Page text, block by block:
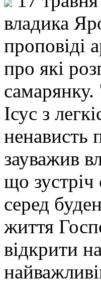
владика
проповіді
про які
Ісус з
ненависть
зауважив
що зустріч
серед
життя
відкрити